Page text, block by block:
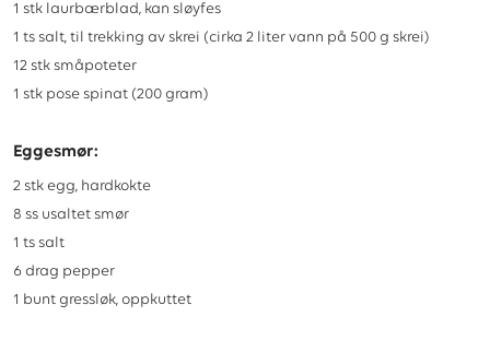
1 stk laurbærblad, kan sløyfes
1 ts salt, til trekking av skrei (cirka 2 liter vann på 500 g skrei)
12 stk småpoteter
1 stk pose spinat (200 gram)
Eggesmør:
2 stk egg, hardkokte
8 ss usaltet smør
1 ts salt
6 drag pepper
1 bunt gressløk, oppkuttet